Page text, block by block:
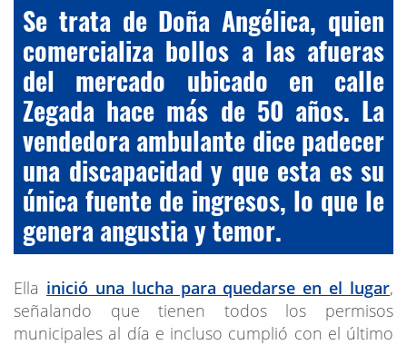
Se trata de Doña Angélica, quien
comercializa bollos a las afueras
del mercado ubicado en calle
Zegada hace más de 50 años. La
vendedora ambulante dice padecer
una discapacidad y que esta es su
única fuente de ingresos, lo que le
genera angustia y temor.
Ella inició una lucha para quedarse en el lugar,
señalando que tienen todos los permisos
municipales al día e incluso cumplió con el último